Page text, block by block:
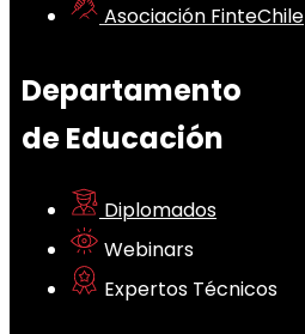
Asociación FinteChile
Departamento
de Educación
Diplomados
Webinars
Expertos Técnicos